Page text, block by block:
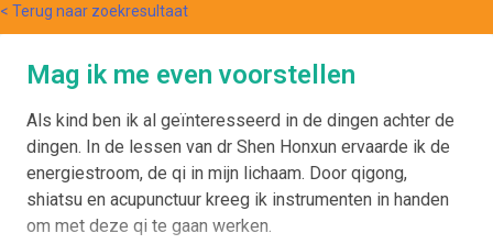
< Terug naar zoekresultaat
Mag ik me even voorstellen
Als kind ben ik al geïnteresseerd in de dingen achter de
dingen. In de lessen van dr Shen Honxun ervaarde ik de
energiestroom, de qi in mijn lichaam. Door qigong,
shiatsu en acupunctuur kreeg ik instrumenten in handen
om met deze qi te gaan werken.